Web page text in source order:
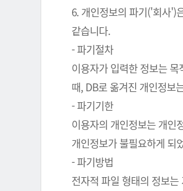
6. 개인정보의 파기('회사')
같습니다.
- 파기절차
이용자가 입력한 정보는
때, DB로 옮겨진 개인정보
- 파기기한
이용자의 개인정보는 개인
개인정보가 불필요하게 되
- 파기방법
전자적 파일 형태의 정보